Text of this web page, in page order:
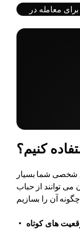
کنیم؟
شخصی شما بسیار
توانند از حباب
های کوتاه